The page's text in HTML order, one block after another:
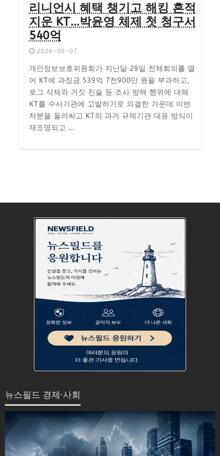
리니언시 혜택 챙기고 해킹 흔적
지운 KT…박윤영 체제 첫 청구서
540억
2026-08-07
개인정보보호위원회가 지난달 29일 전체회의를 열
어 KT에 과징금 539억 7천900만 원을 부과하고,
로그 삭제와 거짓 진술 등 조사 방해 행위에 대해
KT를 수사기관에 고발하기로 의결한 가운데 이번
처분을 둘러싸고 KT의 과거 규제기관 대응 방식이
재조명되고 ...
뉴스필드 경제·사회